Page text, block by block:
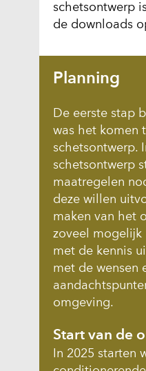
schetsontwerp
de downloads
Planning
De eerste stap
was het komen
schetsontwerp.
schetsontwerp
maatregelen
deze willen
maken van het
zoveel mogelijk
met de kennis
met de wensen
omgeving.
Start van de
In 2025 starten